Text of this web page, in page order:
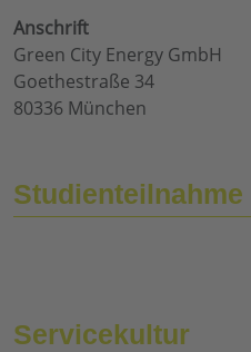
Anschrift
Green City Energy GmbH
Goethestraße 34
80336 München
Studienteilnahme
Servicekultur